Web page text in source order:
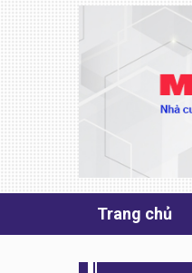
Trang chủ